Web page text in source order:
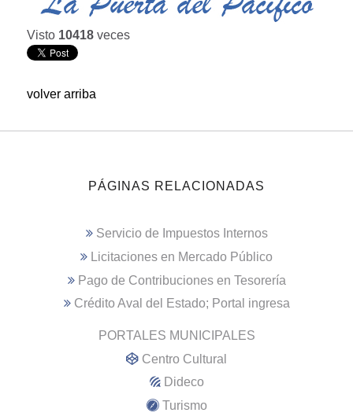
Visto 10418 veces
volver arriba
PÁGINAS RELACIONADAS
Servicio de Impuestos Internos
Licitaciones en Mercado Público
Pago de Contribuciones en Tesorería
Crédito Aval del Estado; Portal ingresa
PORTALES MUNICIPALES
Centro Cultural
Dideco
Turismo